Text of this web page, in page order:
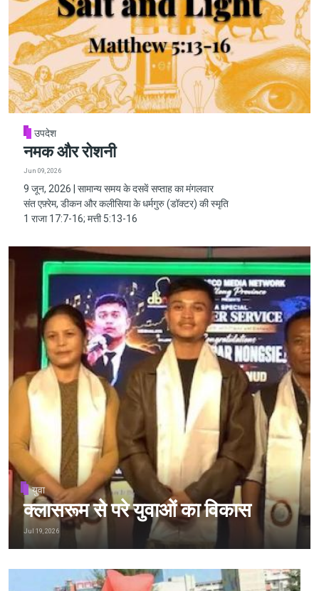
उपदेश
नमक और रोशनी
Jun 09, 2026
9 जून, 2026 | सामान्य समय के दसवें सप्ताह का मंगलवार
संत एफ़्रेम, डीकन और कलीसिया के धर्मगुरु (डॉक्टर) की स्मृति
1 राजा 17:7-16; मत्ती 5:13-16
युवा
क्लासरूम से परे युवाओं का विकास
Jul 19, 2026